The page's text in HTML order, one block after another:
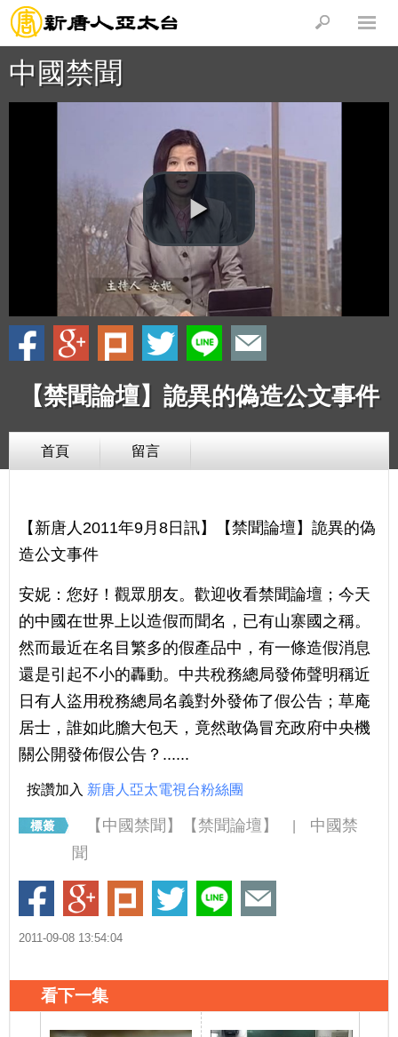
中國禁聞
【禁聞論壇】詭異的偽造公文事件
首頁 留言
【新唐人2011年9月8日訊】【禁聞論壇】詭異的偽
造公文事件
安妮：您好！觀眾朋友。歡迎收看禁聞論壇；今天
的中國在世界上以造假而聞名，已有山寨國之稱。
然而最近在名目繁多的假產品中，有一條造假消息
還是引起不小的轟動。中共稅務總局發佈聲明稱近
日有人盜用稅務總局名義對外發佈了假公告；草庵
居士，誰如此膽大包天，竟然敢偽冒充政府中央機
關公開發佈假公告？......
按讚加入 新唐人亞太電視台粉絲團
【中國禁聞】【禁聞論壇】
中國禁
聞
2011-09-08 13:54:04
看下一集